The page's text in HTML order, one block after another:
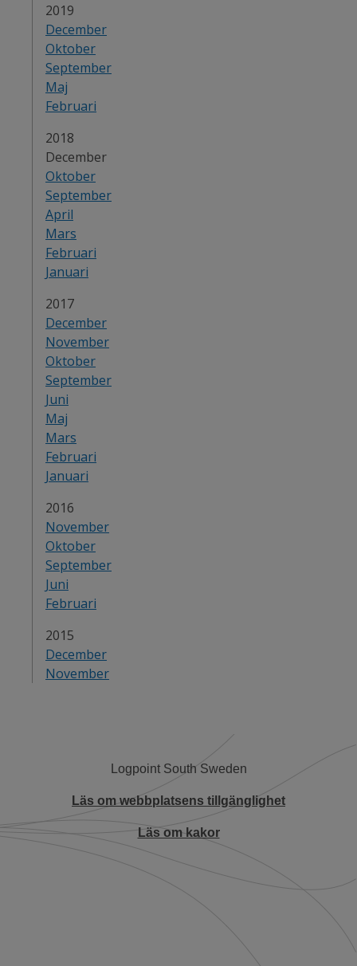
År:
2019
December
Oktober
September
Maj
Februari
År:
2018
December
Oktober
September
April
Mars
Februari
Januari
År:
2017
December
November
Oktober
September
Juni
Maj
Mars
Februari
Januari
År:
2016
November
Oktober
September
Juni
Februari
År:
2015
December
November
Logpoint South Sweden
Läs om webbplatsens tillgänglighet
Läs om kakor